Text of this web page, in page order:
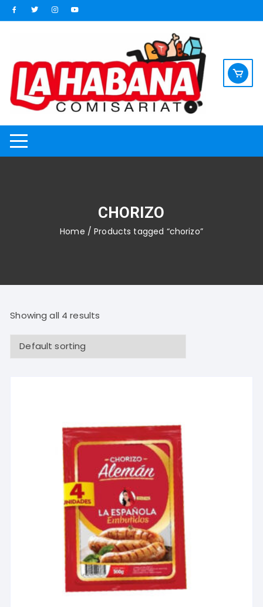
Saltar
al
CHORIZO
Home / Products tagged “chorizo”
Showing all 4 results